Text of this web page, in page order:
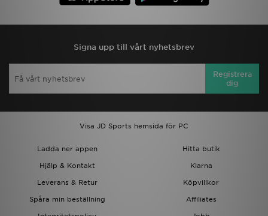
Signa upp till vårt nyhetsbrev
Registrera
dig
Visa JD Sports hemsida för PC
Ladda ner appen
Hitta butik
Hjälp & Kontakt
Klarna
Leverans & Retur
Köpvillkor
Spåra min beställning
Affiliates